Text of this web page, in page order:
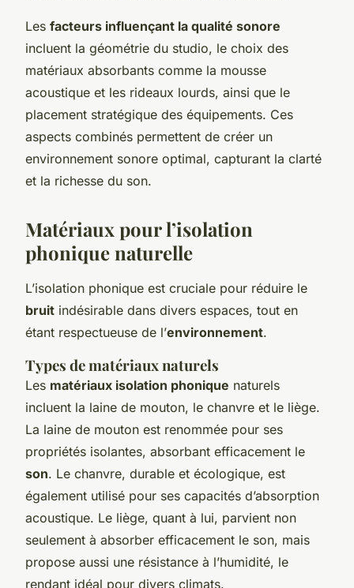
Les facteurs influençant la qualité sonore
incluent la géométrie du studio, le choix des
matériaux absorbants comme la mousse
acoustique et les rideaux lourds, ainsi que le
placement stratégique des équipements. Ces
aspects combinés permettent de créer un
environnement sonore optimal, capturant la clarté
et la richesse du son.
Matériaux pour l’isolation
phonique naturelle
L’isolation phonique est cruciale pour réduire le
bruit indésirable dans divers espaces, tout en
étant respectueuse de l’environnement.
Types de matériaux naturels
Les matériaux isolation phonique naturels
incluent la laine de mouton, le chanvre et le liège.
La laine de mouton est renommée pour ses
propriétés isolantes, absorbant efficacement le
son. Le chanvre, durable et écologique, est
également utilisé pour ses capacités d’absorption
acoustique. Le liège, quant à lui, parvient non
seulement à absorber efficacement le son, mais
propose aussi une résistance à l’humidité, le
rendant idéal pour divers climats.